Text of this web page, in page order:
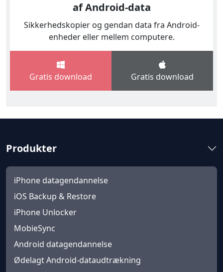
af Android-data
Sikkerhedskopier og gendan data fra Android-
enheder eller mellem computere.
Gratis download Gratis download
Produkter
iPhone datagendannelse
iOS Backup & Restore
iPhone Unlocker
MobieSync
Android datagendannelse
Ødelagt Android-dataudtrækning